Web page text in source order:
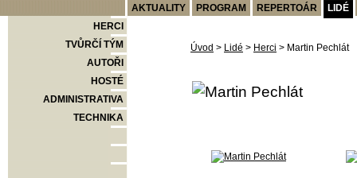
AKTUALITY PROGRAM REPERTOÁR
LIDÉ
HERCI
TVŮRČÍ TÝM
AUTOŘI
HOSTÉ
ADMINISTRATIVA
TECHNIKA
Úvod > Lidé > Herci > Martin Pechlát